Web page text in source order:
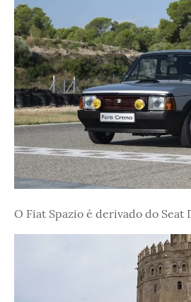
O Fiat Spazio é derivado do Seat